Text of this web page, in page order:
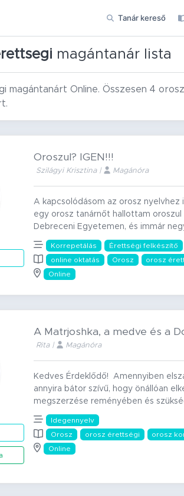
Tanár kereső
magántanár lista
magántanárt Online. Összesen 4
Oroszul? IGEN!!!
Szilágyi Krisztina | Magánóra
A kapcsolódásom az orosz
egy orosz tanárnőt hallottam
Debreceni Egyetemen, és immár
Korrepetálás Érettségi felkészítő
online oktatás
Orosz orosz
Online
A Matrjoshka, a medve és a
Rita | Magánóra
Kedves Érdeklődő! Amennyiben
annyira bátor szívű, hogy önállóan
megszerzése reményében és
Idegennyelv
Orosz
orosz érettségi orosz
Online